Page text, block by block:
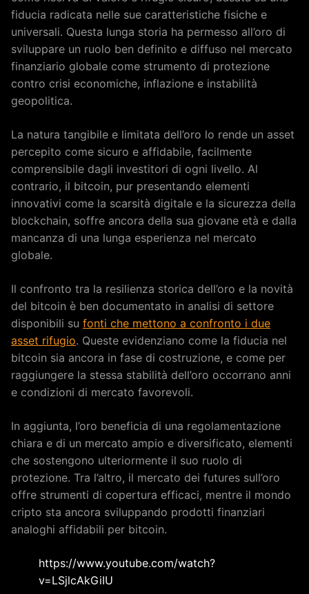
fiducia radicata nelle sue caratteristiche fisiche e
universali. Questa lunga storia ha permesso all’oro di
sviluppare un ruolo ben definito e diffuso nel mercato
finanziario globale come strumento di protezione
contro crisi economiche, inflazione e instabilità
geopolitica.
La natura tangibile e limitata dell’oro lo rende un asset
percepito come sicuro e affidabile, facilmente
comprensibile dagli investitori di ogni livello. Al
contrario, il bitcoin, pur presentando elementi
innovativi come la scarsità digitale e la sicurezza della
blockchain, soffre ancora della sua giovane età e dalla
mancanza di una lunga esperienza nel mercato
globale.
Il confronto tra la resilienza storica dell’oro e la novità
del bitcoin è ben documentato in analisi di settore
disponibili su fonti che mettono a confronto i due
asset rifugio. Queste evidenziano come la fiducia nel
bitcoin sia ancora in fase di costruzione, e come per
raggiungere la stessa stabilità dell’oro occorrano anni
e condizioni di mercato favorevoli.
In aggiunta, l’oro beneficia di una regolamentazione
chiara e di un mercato ampio e diversificato, elementi
che sostengono ulteriormente il suo ruolo di
protezione. Tra l’altro, il mercato dei futures sull’oro
offre strumenti di copertura efficaci, mentre il mondo
cripto sta ancora sviluppando prodotti finanziari
analoghi affidabili per bitcoin.
https://www.youtube.com/watch?
v=LSjlcAkGiIU